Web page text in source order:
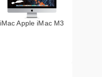
iMac Apple iMac M3